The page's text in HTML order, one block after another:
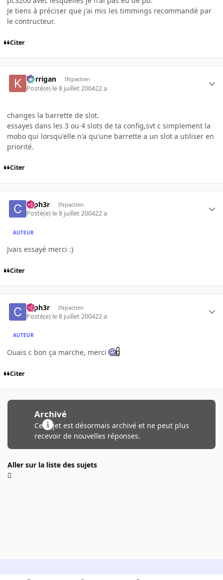
Je tiens à préciser que j'ai mis les timmings recommandé par
le contructeur.
Citer
korrigan INpactien
Posté(e) le 8 juillet 200422 a
changes la barrette de slot.
essayes dans les 3 ou 4 slots de ta config,svt c simplement la
mobo qui lorsqu'elle n'a qu'une barrette a un slot a utiliser en
priorité.
Citer
cyph3r INpactien
Posté(e) le 8 juillet 200422 a
AUTEUR
Jvais essayé merci :)
Citer
cyph3r INpactien
Posté(e) le 8 juillet 200422 a
AUTEUR
Ouais c bon ça marche, merci
Citer
Archivé
Ce sujet est désormais archivé et ne peut plus
recevoir de nouvelles réponses.
Aller sur la liste des sujets